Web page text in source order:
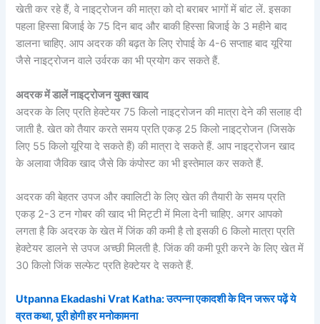
खेती कर रहे हैं, वे नाइट्रोजन की मात्रा को दो बराबर भागों में बांट लें. इसका
पहला हिस्सा बिजाई के 75 दिन बाद और बाकी हिस्सा बिजाई के 3 महीने बाद
डालना चाहिए. आप अदरक की बढ़त के लिए रोपाई के 4-6 सप्ताह बाद यूरिया
जैसे नाइट्रोजन वाले उर्वरक का भी प्रयोग कर सकते हैं.
अदरक में डालें नाइट्रोजन युक्त खाद
अदरक के लिए प्रति हेक्टेयर 75 किलो नाइट्रोजन की मात्रा देने की सलाह दी
जाती है. खेत को तैयार करते समय प्रति एकड़ 25 किलो नाइट्रोजन (जिसके
लिए 55 किलो यूरिया दे सकते हैं) की मात्रा दे सकते हैं. आप नाइट्रोजन खाद
के अलावा जैविक खाद जैसे कि कंपोस्ट का भी इस्तेमाल कर सकते हैं.
अदरक की बेहतर उपज और क्वालिटी के लिए खेत की तैयारी के समय प्रति
एकड़ 2-3 टन गोबर की खाद भी मिट्टी में मिला देनी चाहिए. अगर आपको
लगता है कि अदरक के खेत में जिंक की कमी है तो इसकी 6 किलो मात्रा प्रति
हेक्टेयर डालने से उपज अच्छी मिलती है. जिंक की कमी पूरी करने के लिए खेत में
30 किलो जिंक सल्फेट प्रति हेक्टेयर दे सकते हैं.
Utpanna Ekadashi Vrat Katha: उत्पन्ना एकादशी के दिन जरूर पढ़ें ये
व्रत कथा, पूरी होगी हर मनोकामना